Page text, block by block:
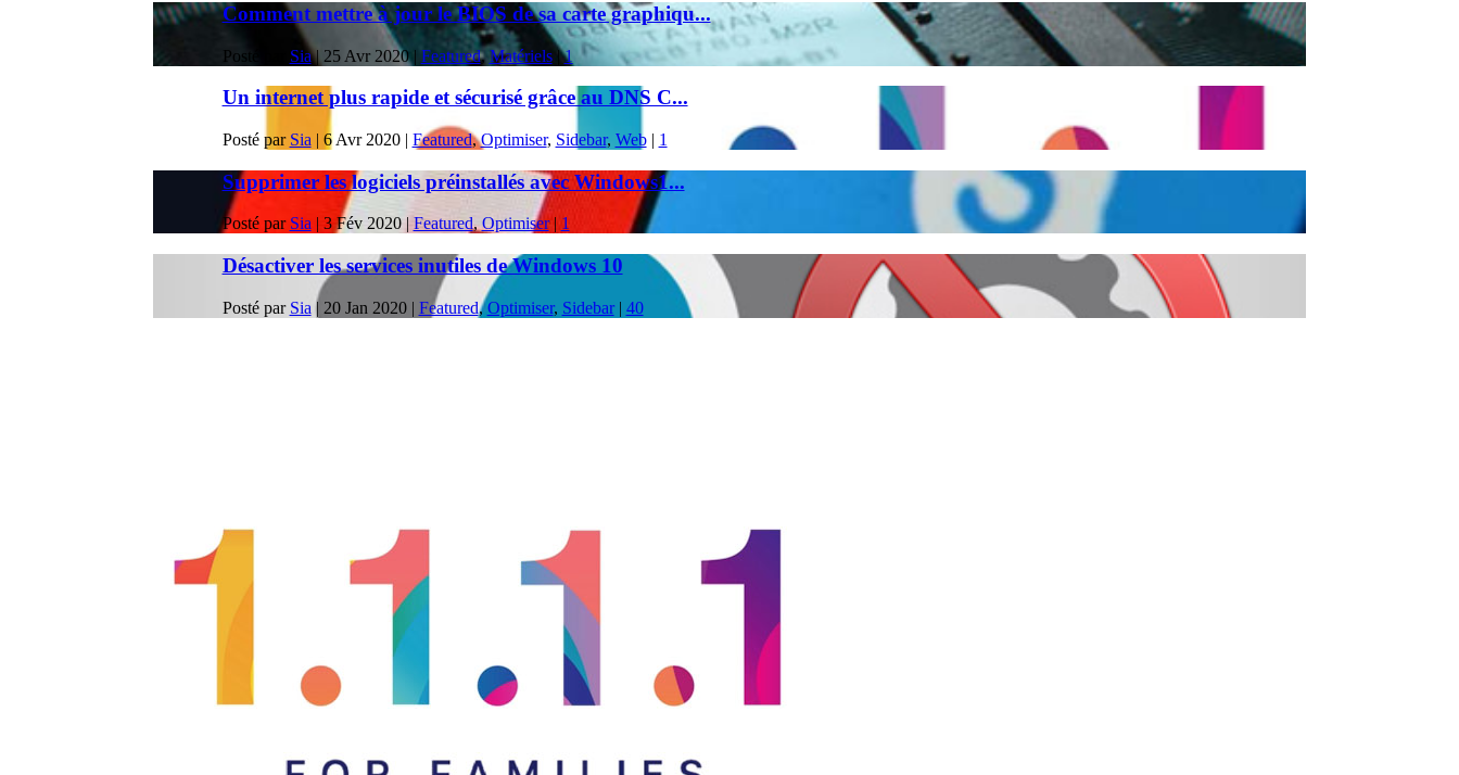
Comment mettre à jour le BIOS de sa carte graphiqu...
Posté par Sia| 25 Avr 2020| Featured, Matériels|1
Un internet plus rapide et sécurisé grâce au DNS C...
Posté par Sia | 6 Avr 2020| Featured,Optimiser, Sidebar, Web| 1
Supprimer les logiciels préinstallés avec Windows1...
Posté par Sia | 3 Fév 2020|Featured,Optimiser| 1
Désactiver les services inutiles de Windows 10
Posté par Sia | 20 Jan 2020| Featured,Optimiser, Sidebar| 40